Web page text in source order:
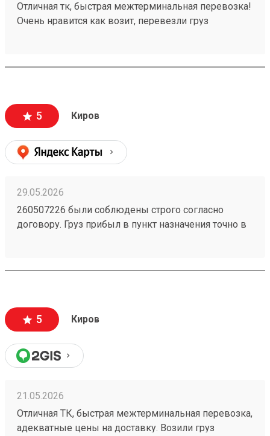
Отличная тк, быстрая межтерминальная перевозка!
Очень нравится как возит, перевезли груз
5 Киров
29.05.2026
260507226 были соблюдены строго согласно
договору. Груз прибыл в пункт назначения точно в
упаковки и сохранность груза были на высоте.
5 Киров
21.05.2026
Отличная ТК, быстрая межтерминальная перевозка,
адекватные цены на доставку. Возили груз